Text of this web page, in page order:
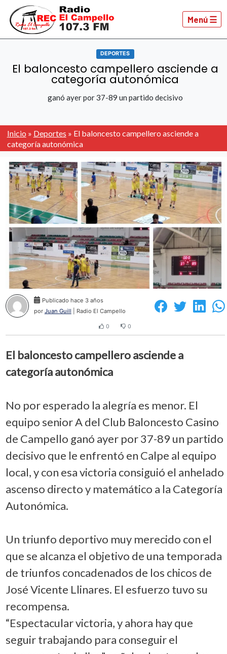
Menú ☰
DEPORTES
El baloncesto campellero asciende a
categoría autonómica
ganó ayer por 37-89 un partido decisivo
Inicio » Deportes » El baloncesto campellero asciende a
categoría autonómica
Publicado hace 3 años
por Juan Guill | Radio El Campello
0 0
El baloncesto campellero asciende a
categoría autonómica
No por esperado la alegría es menor. El
equipo senior A del Club Baloncesto Casino
de Campello ganó ayer por 37-89 un partido
decisivo que le enfrentó en Calpe al equipo
local, y con esa victoria consiguió el anhelado
ascenso directo y matemático a la Categoría
Autonómica.
Un triunfo deportivo muy merecido con el
que se alcanza el objetivo de una temporada
de triunfos concadenados de los chicos de
José Vicente Llinares. El esfuerzo tuvo su
recompensa.
“Espectacular victoria, y ahora hay que
seguir trabajando para conseguir el